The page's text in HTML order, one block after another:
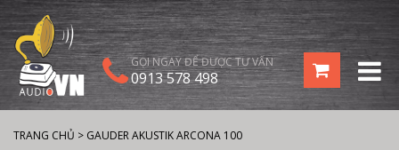
GỌI NGAY ĐỂ ĐƯỢC TƯ VẤN
0913 578 498
TRANG CHỦ > GAUDER AKUSTIK ARCONA 100